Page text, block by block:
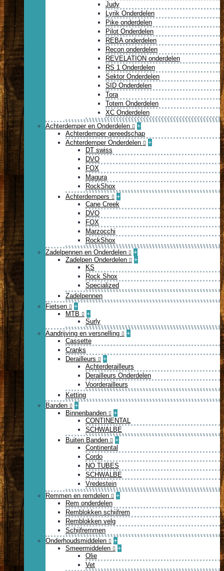
Judy
Lyrik Onderdelen
Pike onderdelen
Pilot Onderdelen
REBA onderdelen
Recon onderdelen
REVELATION onderdelen
RS 1 Onderdelen
Sektor Onderdelen
SID Onderdelen
Tora
Totem Onderdelen
XC Onderdelen
Achterdemper en Onderdelen
+
Achterdemper gereedschap
Achterdemper Onderdelen
+
DT swiss
DVO
FOX
Magura
RockShox
Achterdempers
+
Cane Creek
DVO
FOX
Marzocchi
RockShox
Zadelpennen en Onderdelen
+
Zadelpen Onderdelen
+
KS
Rock Shox
Specialized
Zadelpennen
Fietsen
+
MTB
+
Surly
Aandrijving en versnelling
+
Cassette
Cranks
Derailleurs
+
Achterderailleurs
Derailleurs Onderdelen
Voorderailleurs
Ketting
Banden
+
Binnenbanden
+
CONTINENTAL
SCHWALBE
Buiten Banden
+
Continental
Cordo
NO TUBES
SCHWALBE
Vredestein
Remmen en remdelen
+
Rem onderdelen
Remblokken schijfrem
Remblokken velg
Schijfremmen
Onderhoudsmiddelen
+
Smeermiddelen
+
Olie
Vet